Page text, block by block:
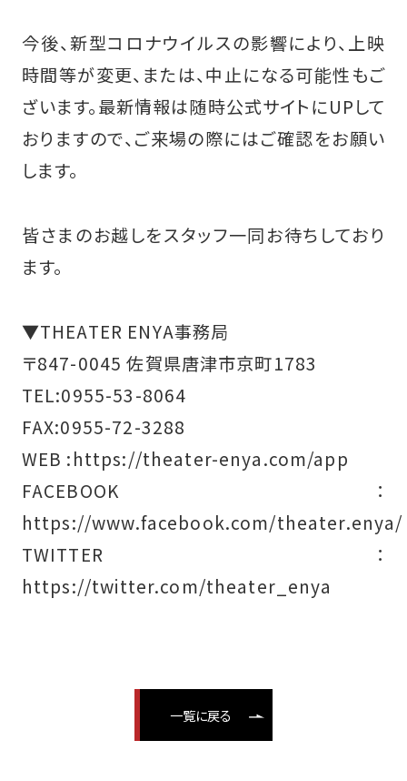
今後、新型コロナウイルスの影響により、上映
時間等が変更、または、中止になる可能性もご
ざいます。最新情報は随時公式サイトにUPして
おりますので、ご来場の際にはご確認をお願い
します。
皆さまのお越しをスタッフ一同お待ちしており
ます。
▼THEATER ENYA事務局
〒847-0045 佐賀県唐津市京町1783
TEL:0955-53-8064
FAX:0955-72-3288
WEB :https://theater-enya.com/app
FACEBOOK：
https://www.facebook.com/theater.enya/
TWITTER：
https://twitter.com/theater_enya
一覧に戻る